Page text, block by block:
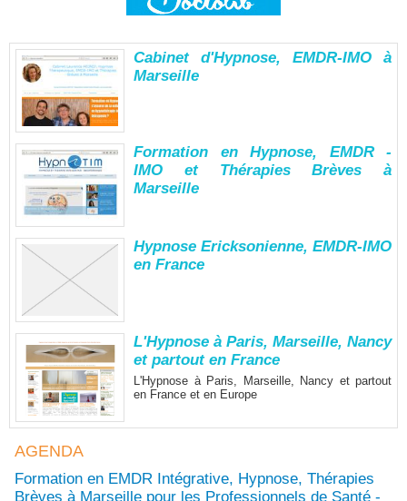
Cabinet d'Hypnose, EMDR-IMO à
Marseille
Formation en Hypnose, EMDR -
IMO et Thérapies Brèves à
Marseille
Hypnose Ericksonienne, EMDR-IMO
en France
L'Hypnose à Paris, Marseille, Nancy
et partout en France
L'Hypnose à Paris, Marseille, Nancy et partout
en France et en Europe
AGENDA
Formation en EMDR Intégrative, Hypnose, Thérapies
Brèves à Marseille pour les Professionnels de Santé -